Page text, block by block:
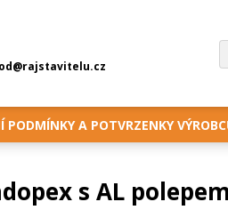
PODMÍNKY A POTVRZENKY
s AL polepem